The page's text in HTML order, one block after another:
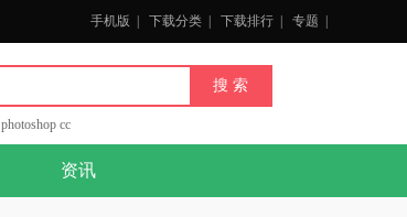
手机版 下载分类 下载排行 专题
photoshop cc
资讯